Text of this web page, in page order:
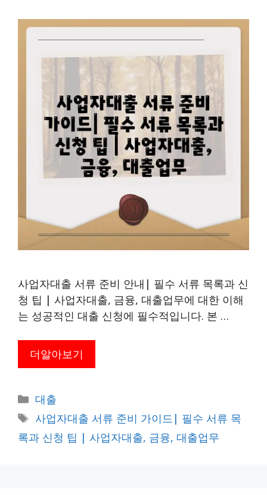
사업자대출 서류 준비 안내| 필수 서류 목록과 신
청 팁 | 사업자대출, 금융, 대출업무에 대한 이해
는 성공적인 대출 신청에 필수적입니다. 본 …
더알아보기
카
테
고
리
대출
태
그
사업자대출 서류 준비 가이드| 필수 서류 목
록과 신청 팁 | 사업자대출, 금융, 대출업무